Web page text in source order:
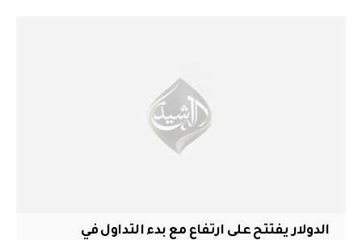
الدولار يفتتح على ارتفاع مع بدء التداول في